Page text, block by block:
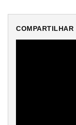
COMPARTILHAR